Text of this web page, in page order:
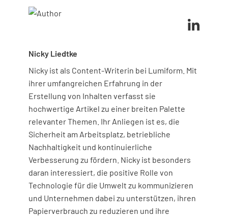
Nicky Liedtke
Nicky ist als Content-Writerin bei Lumiform. Mit
ihrer umfangreichen Erfahrung in der
Erstellung von Inhalten verfasst sie
hochwertige Artikel zu einer breiten Palette
relevanter Themen. Ihr Anliegen ist es, die
Sicherheit am Arbeitsplatz, betriebliche
Nachhaltigkeit und kontinuierliche
Verbesserung zu fördern. Nicky ist besonders
daran interessiert, die positive Rolle von
Technologie für die Umwelt zu kommunizieren
und Unternehmen dabei zu unterstützen, ihren
Papierverbrauch zu reduzieren und ihre